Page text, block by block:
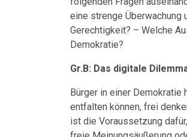
eine strenge Überwachung
Gerechtigkeit? – Welche
Demokratie?
Gr.B: Das digitale
Bürger in einer
entfalten können, frei
ist die Voraussetzung